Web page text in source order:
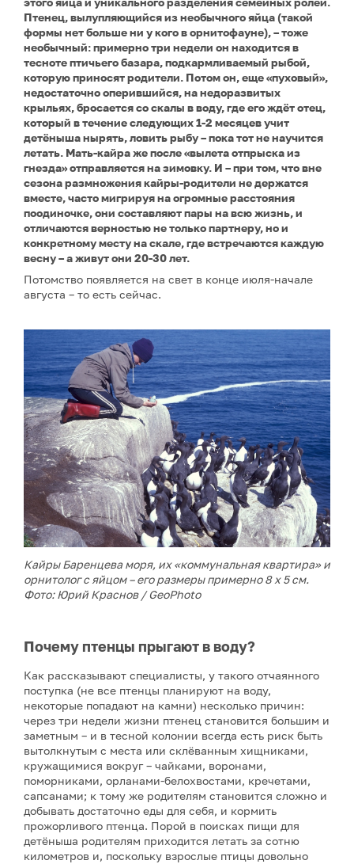
Птенец, вылупляющийся из необычного яйца (такой
формы нет больше ни у кого в орнитофауне), – тоже
необычный: примерно три недели он находится в
тесноте птичьего базара, подкармливаемый рыбой,
которую приносят родители. Потом он, еще «пуховый»,
недостаточно оперившийся, на недоразвитых
крыльях, бросается со скалы в воду, где его ждёт отец,
который в течение следующих 1-2 месяцев учит
детёныша нырять, ловить рыбу – пока тот не научится
летать. Мать-кайра же после «вылета отпрыска из
гнезда» отправляется на зимовку. И – при том, что вне
сезона размножения кайры-родители не держатся
вместе, часто мигрируя на огромные расстояния
поодиночке, они составляют пары на всю жизнь, и
отличаются верностью не только партнеру, но и
конкретному месту на скале, где встречаются каждую
весну – а живут они 20-30 лет.
Потомство появляется на свет в конце июля-начале
августа – то есть сейчас.
Кайры Баренцева моря, их «коммунальная квартира» и
орнитолог с яйцом – его размеры примерно 8 х 5 см.
Фото: Юрий Краснов / GeoPhoto
Почему птенцы прыгают в воду?
Как рассказывают специалисты, у такого отчаянного
поступка (не все птенцы планируют на воду,
некоторые попадают на камни) несколько причин:
через три недели жизни птенец становится большим и
заметным – и в тесной колонии всегда есть риск быть
вытолкнутым с места или склёванным хищниками,
кружащимися вокруг – чайками, воронами,
поморниками, орланами-белохвостами, кречетами,
сапсанами; к тому же родителям становится сложно и
добывать достаточно еды для себя, и кормить
прожорливого птенца. Порой в поисках пищи для
детёныша родителям приходится летать за сотню
километров и, поскольку взрослые птицы довольно